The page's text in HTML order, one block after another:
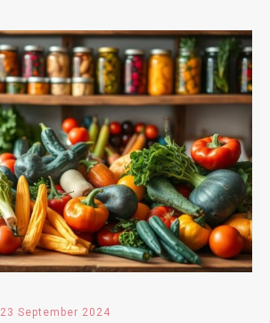
23 September 2024